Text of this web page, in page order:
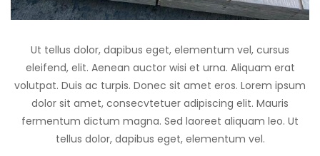
Ut tellus dolor, dapibus eget, elementum vel, cursus
eleifend, elit. Aenean auctor wisi et urna. Aliquam erat
volutpat. Duis ac turpis. Donec sit amet eros. Lorem ipsum
dolor sit amet, consecvtetuer adipiscing elit. Mauris
fermentum dictum magna. Sed laoreet aliquam leo. Ut
tellus dolor, dapibus eget, elementum vel.